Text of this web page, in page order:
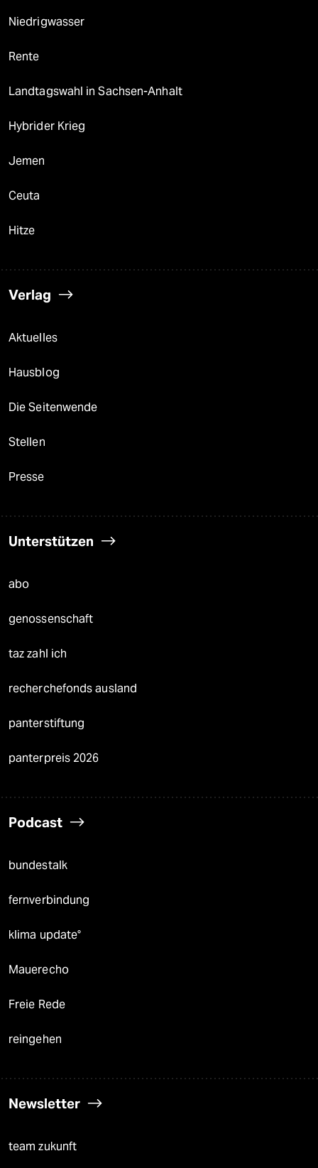
Niedrigwasser
Rente
Landtagswahl in Sachsen-Anhalt
Hybrider Krieg
Jemen
Ceuta
Hitze
Verlag
Aktuelles
Hausblog
Die Seitenwende
Stellen
Presse
Unterstützen
abo
genossenschaft
taz zahl ich
recherchefonds ausland
panterstiftung
panterpreis 2026
Podcast
bundestalk
fernverbindung
klima update°
Mauerecho
Freie Rede
reingehen
Newsletter
team zukunft